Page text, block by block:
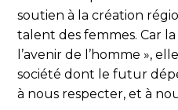
soutien à la création
talent des femmes. Car la
l’avenir de l’homme »,
société dont le futur
à nous respecter, et à